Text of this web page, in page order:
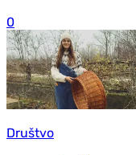
0
Društvo